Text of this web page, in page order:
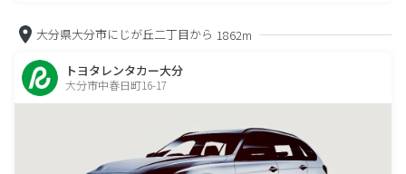
大分県大分市にじが丘二丁目から 1862m
トヨタレンタカー大分
大分市中春日町16-17